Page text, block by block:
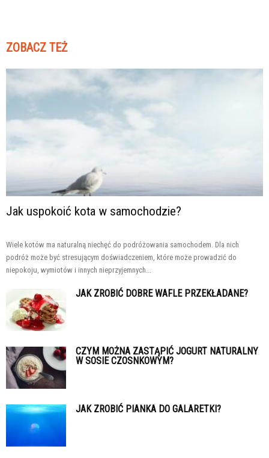
ZOBACZ TEŻ
Jak uspokoić kota w samochodzie?
Wiele kotów ma naturalną niechęć do podróżowania samochodem. Dla nich
podróż może być stresującym doświadczeniem, które może prowadzić do
niepokoju, wymiotów i innych nieprzyjemnych...
JAK ZROBIĆ DOBRE WAFLE PRZEKŁADANE?
CZYM MOŻNA ZASTĄPIĆ JOGURT NATURALNY
W SOSIE CZOSNKOWYM?
JAK ZROBIĆ PIANKA DO GALARETKI?